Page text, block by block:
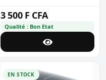
3 500 F CFA
Qualité : Bon Etat
EN STOCK